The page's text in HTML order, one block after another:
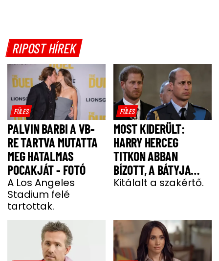
RIPOST HÍREK
FÜLES
PALVIN BARBI A VB-
RE TARTVA MUTATTA
MEG HATALMAS
POCAKJÁT - FOTÓ
A Los Angeles
Stadium felé
tartottak.
FÜLES
MOST KIDERÜLT:
HARRY HERCEG
TITKON ABBAN
BÍZOTT, A BÁTYJA
KÖNYÖRÖGNI FOG NEKI
Kitálalt a szakértő.